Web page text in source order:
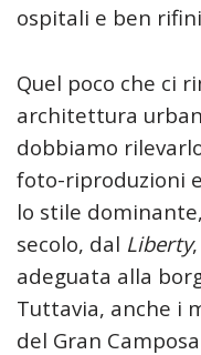
ospitali e ben
Quel poco che ci
architettura
dobbiamo
foto-riproduzioni
lo stile
secolo, dal Liberty
adeguata alla
Tuttavia, anche i
del Gran